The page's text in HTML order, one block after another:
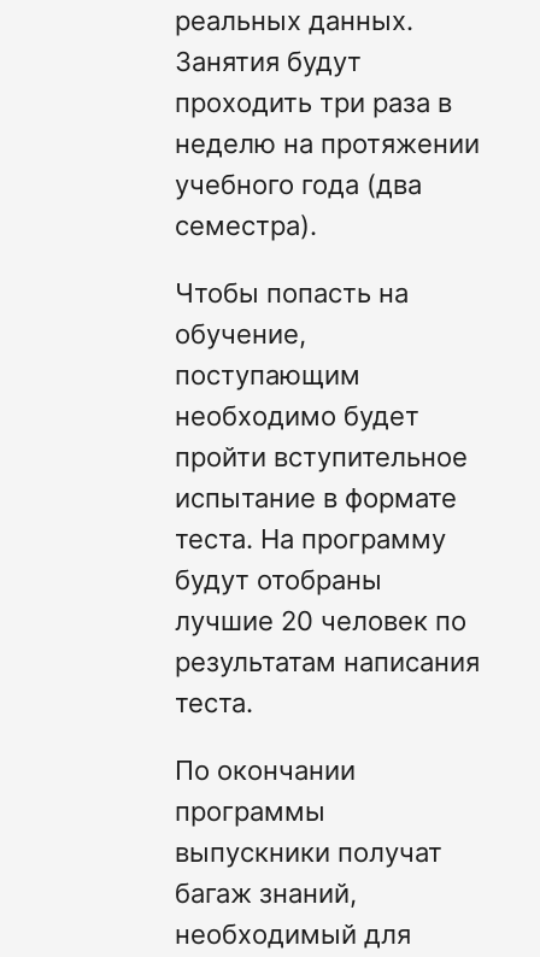
реальных данных.
Занятия будут
проходить три раза в
неделю на протяжении
учебного года (два
семестра).
Чтобы попасть на
обучение,
поступающим
необходимо будет
пройти вступительное
испытание в формате
теста. На программу
будут отобраны
лучшие 20 человек по
результатам написания
теста.
По окончании
программы
выпускники получат
багаж знаний,
необходимый для